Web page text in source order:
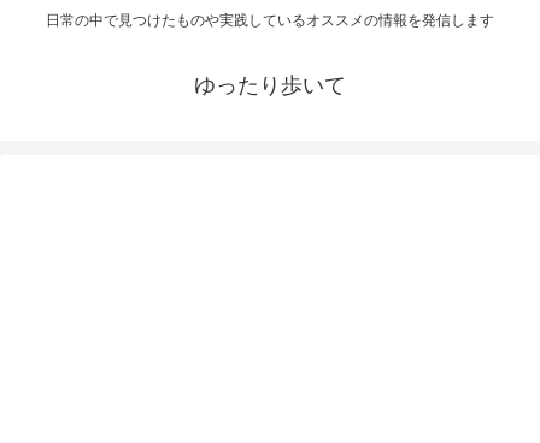
日常の中で見つけたものや実践しているオススメの情報を発信します
ゆったり歩いて